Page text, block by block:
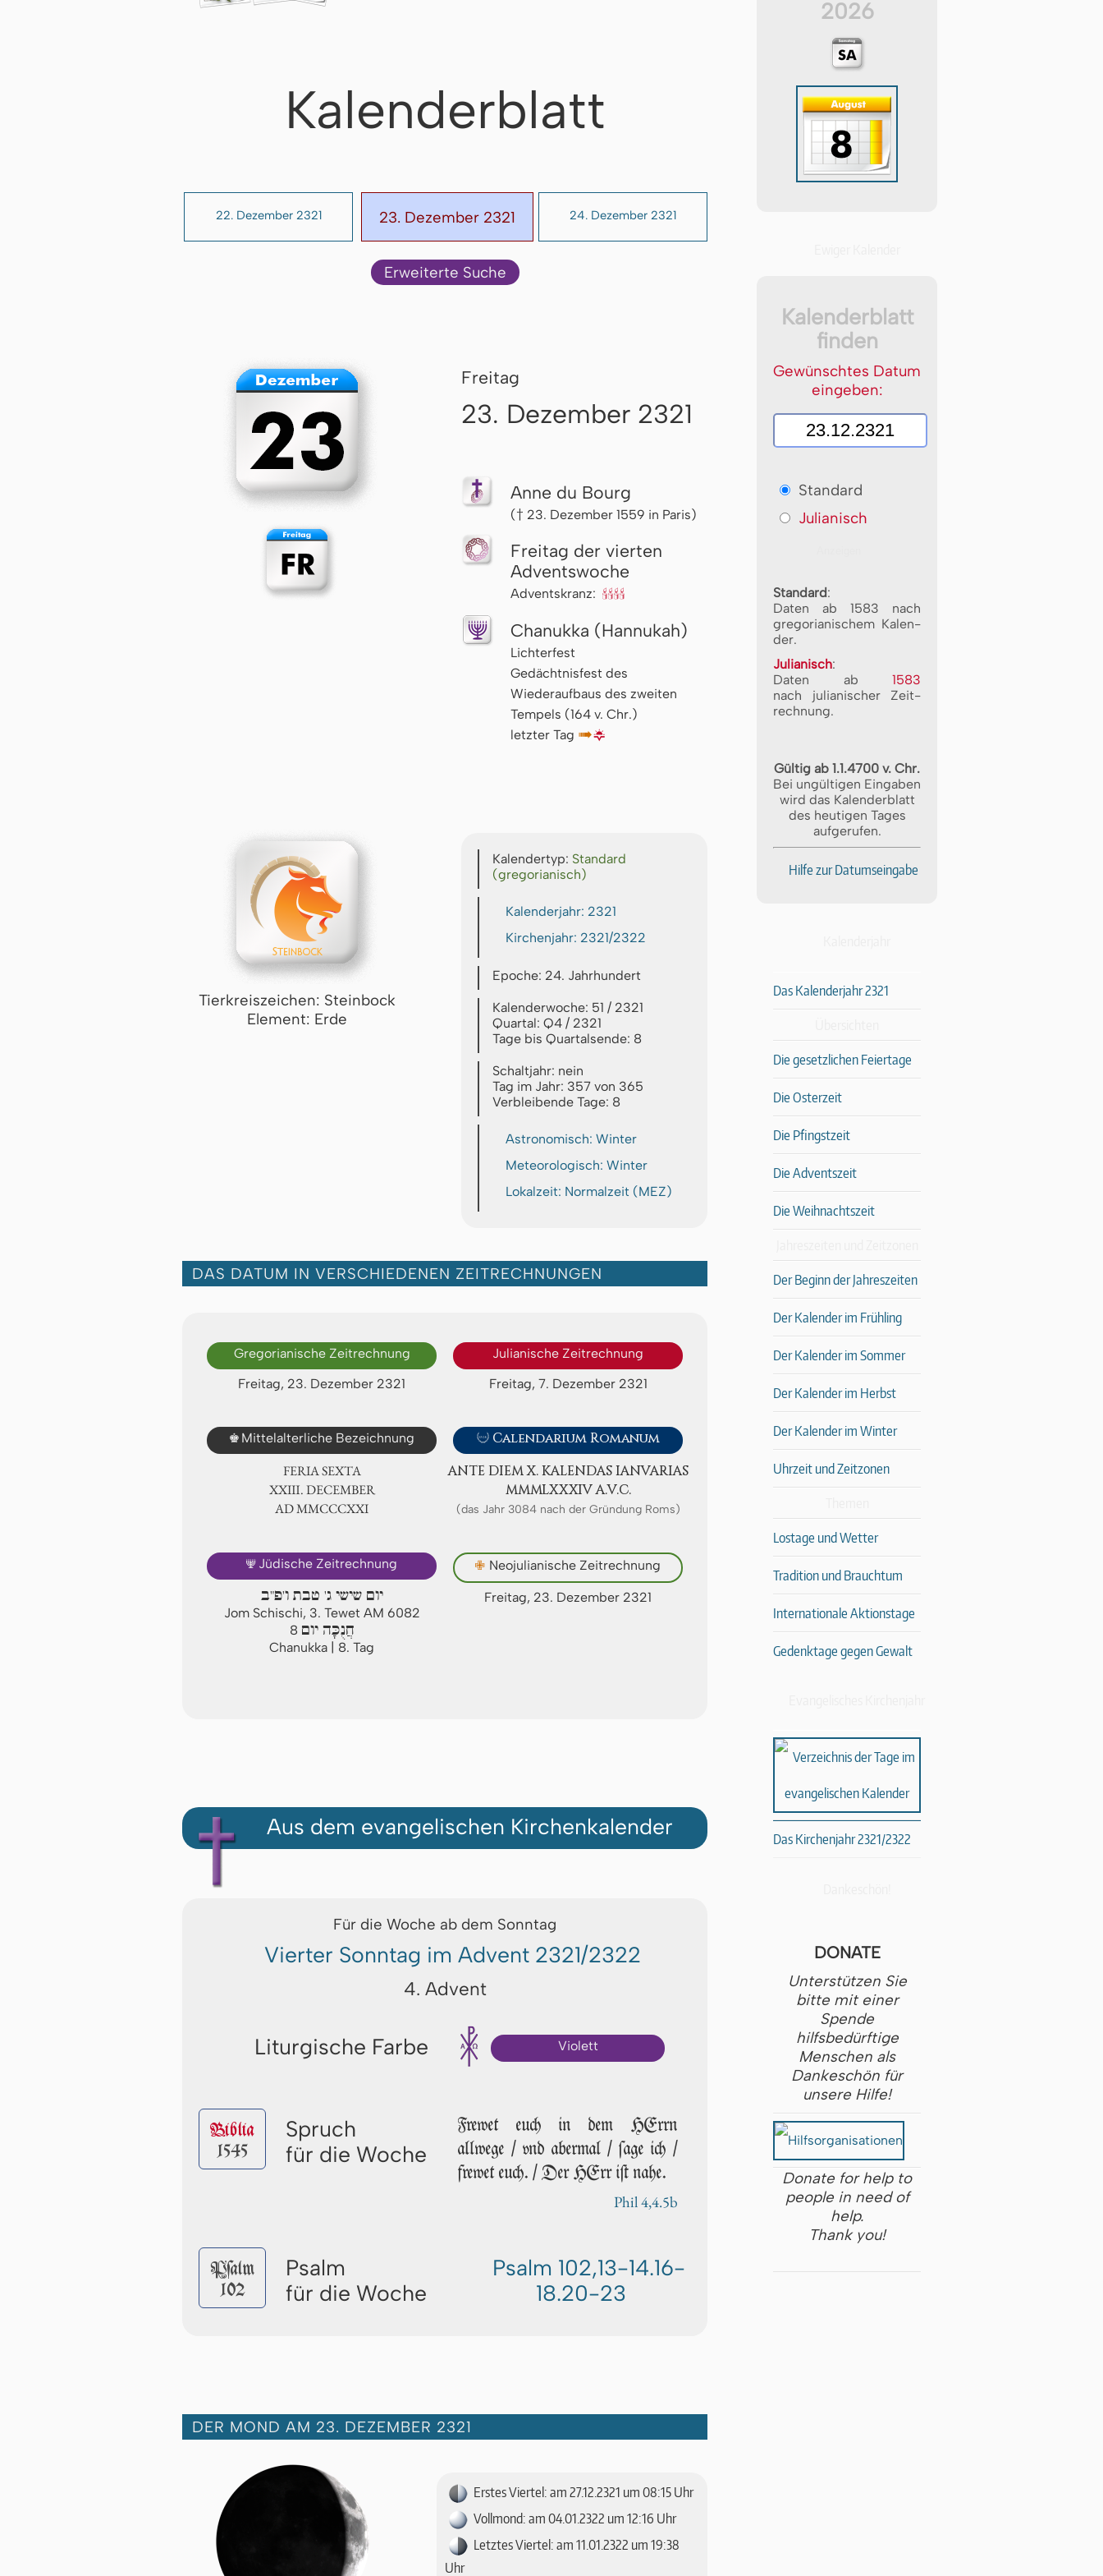
Kalenderblatt
22. Dezember 2321 23. Dezember 2321 24. Dezember 2321
Erweiterte Suche
Freitag
23. Dezember 2321
Anne du Bourg
(† 23. Dezember 1559 in Paris)
Freitag der vierten
Advents­woche
Adventskranz: 🕯🕯🕯🕯
Chanukka (Hannukah)
Lichterfest
Gedächtnisfest des
Wiederaufbaus des zweiten
Tempels (164 v. Chr.)
letzter Tag ↦🌇
Tierkreiszeichen: Steinbock
Element: Erde
Kalendertyp: Standard
(gregorianisch)
Kalenderjahr: 2321
Kirchenjahr: 2321/2322
Epoche: 24. Jahrhundert
Kalenderwoche: 51 / 2321
Quartal: Q4 / 2321
Tage bis Quartalsende: 8
Schaltjahr: nein
Tag im Jahr: 357 von 365
Verbleibende Tage: 8
Astronomisch: Winter
Meteorologisch: Winter
Lokalzeit: Normalzeit (MEZ)
DAS DATUM IN VERSCHIEDENEN ZEITRECHNUNGEN
Gregorianische Zeitrechnung
Freitag, 23. Dezember 2321
Julianische Zeitrechnung
Freitag, 7. Dezember 2321
♚ Mittelalterliche Bezeichnung
FERIA SEXTA
ⅩⅩⅢ. DECEMBER
AD ⅯⅯⅭⅭⅭⅩⅪ
 Calendarium Romanum
ANTE DIEM X. KA­LEN­DAS IA­NV­A­RI­AS
ⅯⅯⅯⅬⅩⅩⅩⅠⅤ A.V.C.
(das Jahr 3084 nach der Gründung Roms)
🕎 Jüdische Zeitrechnung
יום שישי ג' טבת ו'פ"ב
Jom Schischi, 3. Tewet AM 6082
8 חֲנֻכָּה יום
Chanukka | 8. Tag
✙ Neojulianische Zeitrechnung
Freitag, 23. Dezember 2321
Aus dem evangelischen Kirchenkalender
Für die Woche ab dem Sonntag
Vierter Sonntag im Advent 2321/2322
4. Advent
Liturgische Farbe Violett
Biblia
1545
Spruch
für die Woche
Frewet euch in dem HErrn
allwege / vnd abermal / ſa­ge ich /
frewet euch. / Der HErr iſt nahe.
Phil 4,4.5b
Pſalm
102
Psalm
für die Woche
Psalm 102,13-14.16-
18.20-23
DER MOND AM 23. DEZEMBER 2321
Erstes Viertel: am 27.12.2321 um 08:15 Uhr
Vollmond: am 04.01.2322 um 12:16 Uhr
Letztes Viertel: am 11.01.2322 um 19:38
Uhr
2026
Kalenderblatt
finden
Gewünschtes Datum
eingeben:
Standard
Julianisch
Standard:
Daten ab 1583 nach
gre­go­ri­a­ni­schem Ka­len­
der.
Julianisch:
Daten ab 1583
nach ju­li­a­ni­scher Zeit­
rech­nung.
Gültig ab 1.1.4700 v. Chr.
Bei ungültigen Eingaben
wird das Kalenderblatt
des heutigen Tages
aufgerufen.
Hilfe zur Datumseingabe
Das Kalenderjahr 2321
Die gesetzlichen Feiertage
Die Osterzeit
Die Pfingstzeit
Die Adventszeit
Die Weihnachtszeit
Der Beginn der Jahreszeiten
Der Kalender im Frühling
Der Kalender im Sommer
Der Kalender im Herbst
Der Kalender im Winter
Uhrzeit und Zeitzonen
Lostage und Wetter
Tradition und Brauchtum
Internationale Aktionstage
Gedenktage gegen Gewalt
Das Kirchenjahr 2321/2322
DONATE
Unterstützen Sie
bitte mit einer
Spende
hilfsbedürftige
Menschen als
Dankeschön für
unsere Hilfe!
Donate for help to
people in need of
help.
Thank you!